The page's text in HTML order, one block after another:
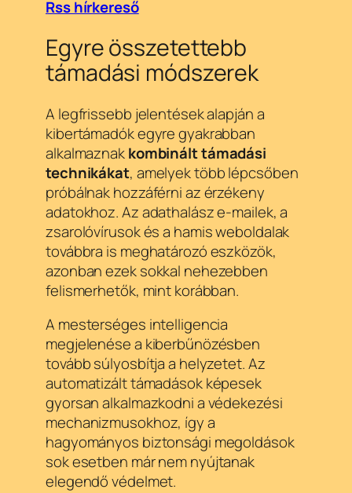
Rss hírkereső
Egyre összetettebb
támadási módszerek
A legfrissebb jelentések alapján a
kibertámadók egyre gyakrabban
alkalmaznakkombinált támadási
technikákat, amelyek több lépcsőben
próbálnak hozzáférni az érzékeny
adatokhoz. Az adathalász e-mailek, a
zsarolóvírusok és a hamis weboldalak
továbbra is meghatározó eszközök,
azonban ezek sokkal nehezebben
felismerhetők, mint korábban.
A mesterséges intelligencia
megjelenése a kiberbűnözésben
tovább súlyosbítja a helyzetet. Az
automatizált támadások képesek
gyorsan alkalmazkodni a védekezési
mechanizmusokhoz, így a
hagyományos biztonsági megoldások
sok esetben már nem nyújtanak
elegendő védelmet.